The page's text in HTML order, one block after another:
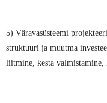
5) Väravasüsteemi
struktuuri ja muutma
liitmine, kesta valmistamine,